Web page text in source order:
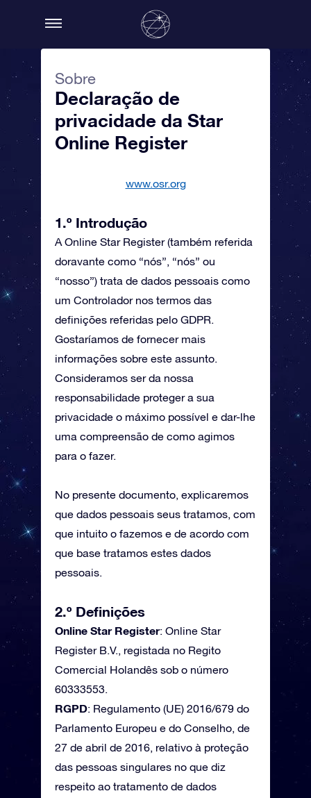
Sobre
Declaração de
privacidade da Star
Online Register
www.osr.org
1.º Introdução
A Online Star Register (também referida
doravante como “nós”, “nós” ou
“nosso”) trata de dados pessoais como
um Controlador nos termos das
definições referidas pelo GDPR.
Gostaríamos de fornecer mais
informações sobre este assunto.
Consideramos ser da nossa
responsabilidade proteger a sua
privacidade o máximo possível e dar-lhe
uma compreensão de como agimos
para o fazer.
No presente documento, explicaremos
que dados pessoais seus tratamos, com
que intuito o fazemos e de acordo com
que base tratamos estes dados
pessoais.
2.º Definições
Online Star Register: Online Star
Register B.V., registada no Regito
Comercial Holandês sob o número
60333553.
RGPD: Regulamento (UE) 2016/679 do
Parlamento Europeu e do Conselho, de
27 de abril de 2016, relativo à proteção
das pessoas singulares no que diz
respeito ao tratamento de dados